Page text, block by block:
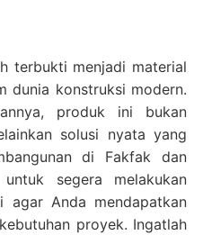
terbukti menjadi material
dunia konstruksi modern.
produk ini bukan
solusi nyata yang
di Fakfak dan
segera melakukan
agar Anda mendapatkan
proyek. Ingatlah